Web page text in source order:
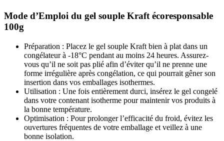
Mode d’Emploi du gel souple Kraft écoresponsable
100g
Préparation : Placez le gel souple Kraft bien à plat dans un
congélateur à -18°C pendant au moins 24 heures. Assurez-
vous qu’il ne soit pas plié afin d’éviter qu’il ne prenne une
forme irrégulière après congélation, ce qui pourrait gêner son
insertion dans vos emballages isothermes.
Utilisation : Une fois entièrement durci, insérez le gel congelé
dans votre contenant isotherme pour maintenir vos produits à
la bonne température.
Optimisation : Pour prolonger l’efficacité du froid, évitez les
ouvertures fréquentes de votre emballage et veillez à une
bonne isolation.